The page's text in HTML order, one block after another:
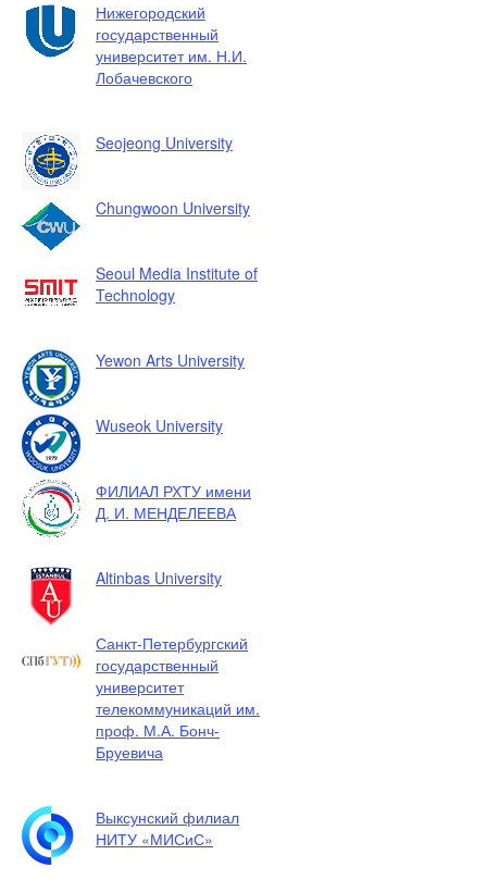
Нижегородский
государственный
университет им. Н.И.
Лобачевского
Seojeong University
Chungwoon University
Seoul Media Institute of
Technology
Yewon Arts University
Wuseok University
ФИЛИАЛ РХТУ имени
Д. И. МЕНДЕЛЕЕВА
Altinbas University
Санкт-Петербургский
государственный
университет
телекоммуникаций им.
проф. М.А. Бонч-
Бруевича
Выксунский филиал
НИТУ «МИСиС»